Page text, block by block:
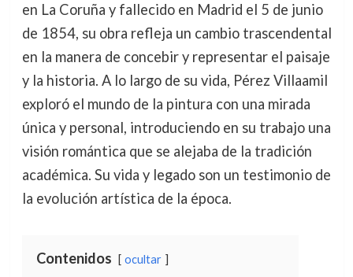
en La Coruña y fallecido en Madrid el 5 de junio
de 1854, su obra refleja un cambio trascendental
en la manera de concebir y representar el paisaje
y la historia. A lo largo de su vida, Pérez Villaamil
exploró el mundo de la pintura con una mirada
única y personal, introduciendo en su trabajo una
visión romántica que se alejaba de la tradición
académica. Su vida y legado son un testimonio de
la evolución artística de la época.
Contenidos ocultar